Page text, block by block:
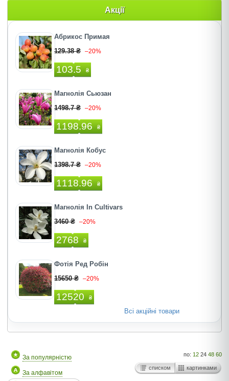
Акції
Абрикос Примая
129.38 ₴ –20%
103.5 ₴
Магнолія Сьюзан
1498.7 ₴ –20%
1198.96 ₴
Магнолія Кобус
1398.7 ₴ –20%
1118.96 ₴
Магнолія In Cultivars
3460 ₴ –20%
2768 ₴
Фотія Ред Робiн
15650 ₴ –20%
12520 ₴
Всі акційні товари
За популярністю
За алфавітом
по: 12 24 48 60
списком картинками